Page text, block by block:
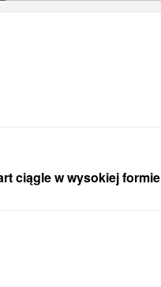
ciągle w wysokiej formie